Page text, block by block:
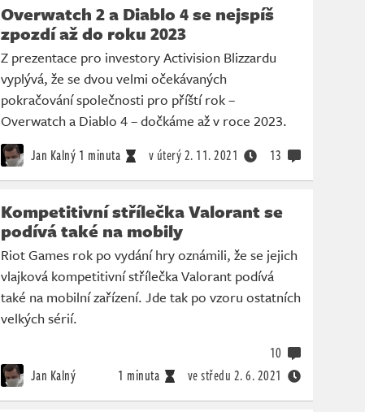
Overwatch 2 a Diablo 4 se nejspíš
zpozdí až do roku 2023
Z prezentace pro investory Activision Blizzardu
vyplývá, že se dvou velmi očekávaných
pokračování společnosti pro příští rok –
Overwatch a Diablo 4 – dočkáme až v roce 2023.
Jan Kalný 1 minuta v úterý2. 11. 2021 13
Kompetitivní střílečka Valorant se
podívá také na mobily
Riot Games rok po vydání hry oznámili, že se jejich
vlajková kompetitivní střílečka Valorant podívá
také na mobilní zařízení. Jde tak po vzoru ostatních
velkých sérií.
Jan Kalný 1 minuta ve středu 2. 6. 2021
10